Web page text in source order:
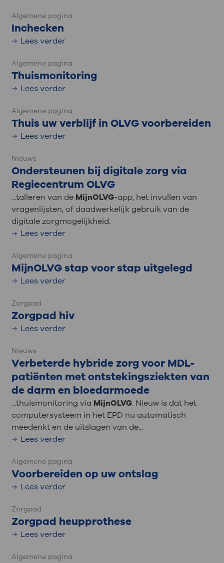
Algemene pagina
Inchecken
Lees verder
Algemene pagina
Thuismonitoring
Lees verder
Algemene pagina
Thuis uw verblijf in OLVG voorbereiden
Lees verder
Nieuws
Ondersteunen bij digitale zorg via
Regiecentrum OLVG
...talleren van de MijnOLVG-app, het invullen van
vragenlijsten, of daadwerkelijk gebruik van de
digitale zorgmogelijkheid.
Lees verder
Algemene pagina
MijnOLVG stap voor stap uitgelegd
Lees verder
Zorgpad
Zorgpad hiv
Lees verder
Nieuws
Verbeterde hybride zorg voor MDL-
patiënten met ontstekingsziekten van
de darm en bloedarmoede
...thuismonitoring via MijnOLVG. Nieuw is dat het
computersysteem in het EPD nu automatisch
meedenkt en de uitslagen van de...
Lees verder
Algemene pagina
Voorbereiden op uw ontslag
Lees verder
Zorgpad
Zorgpad heupprothese
Lees verder
Algemene pagina